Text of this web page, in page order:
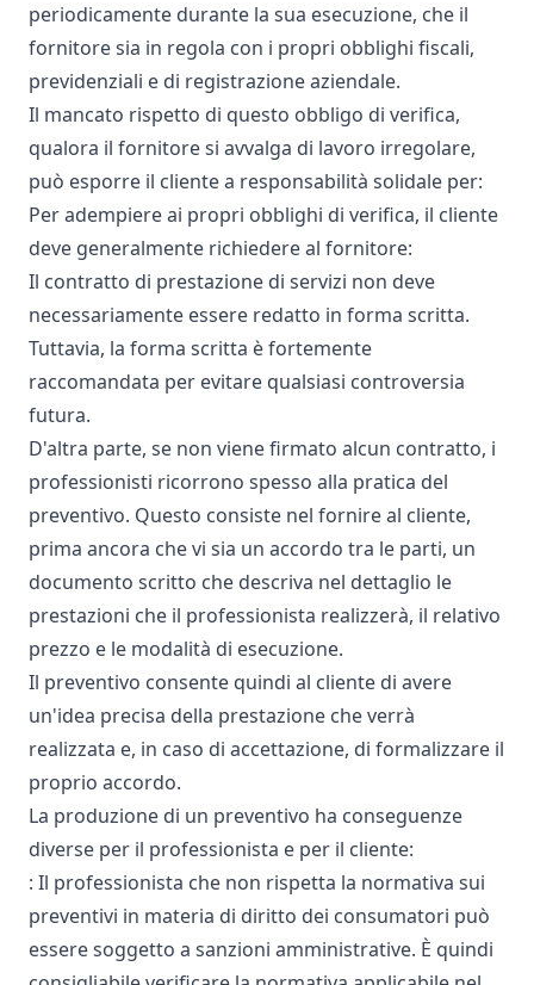
periodicamente durante la sua esecuzione, che il
fornitore sia in regola con i propri obblighi fiscali,
previdenziali e di registrazione aziendale.
Il mancato rispetto di questo obbligo di verifica,
qualora il fornitore si avvalga di lavoro irregolare,
può esporre il cliente a responsabilità solidale per:
Per adempiere ai propri obblighi di verifica, il cliente
deve generalmente richiedere al fornitore:
Il contratto di prestazione di servizi non deve
necessariamente essere redatto in forma scritta.
Tuttavia, la forma scritta è fortemente
raccomandata per evitare qualsiasi controversia
futura.
D'altra parte, se non viene firmato alcun contratto, i
professionisti ricorrono spesso alla pratica del
preventivo. Questo consiste nel fornire al cliente,
prima ancora che vi sia un accordo tra le parti, un
documento scritto che descriva nel dettaglio le
prestazioni che il professionista realizzerà, il relativo
prezzo e le modalità di esecuzione.
Il preventivo consente quindi al cliente di avere
un'idea precisa della prestazione che verrà
realizzata e, in caso di accettazione, di formalizzare il
proprio accordo.
La produzione di un preventivo ha conseguenze
diverse per il professionista e per il cliente:
: Il professionista che non rispetta la normativa sui
preventivi in materia di diritto dei consumatori può
essere soggetto a sanzioni amministrative. È quindi